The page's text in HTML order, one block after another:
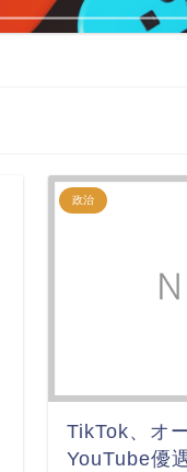
政治
TikTok、オ
YouTube優